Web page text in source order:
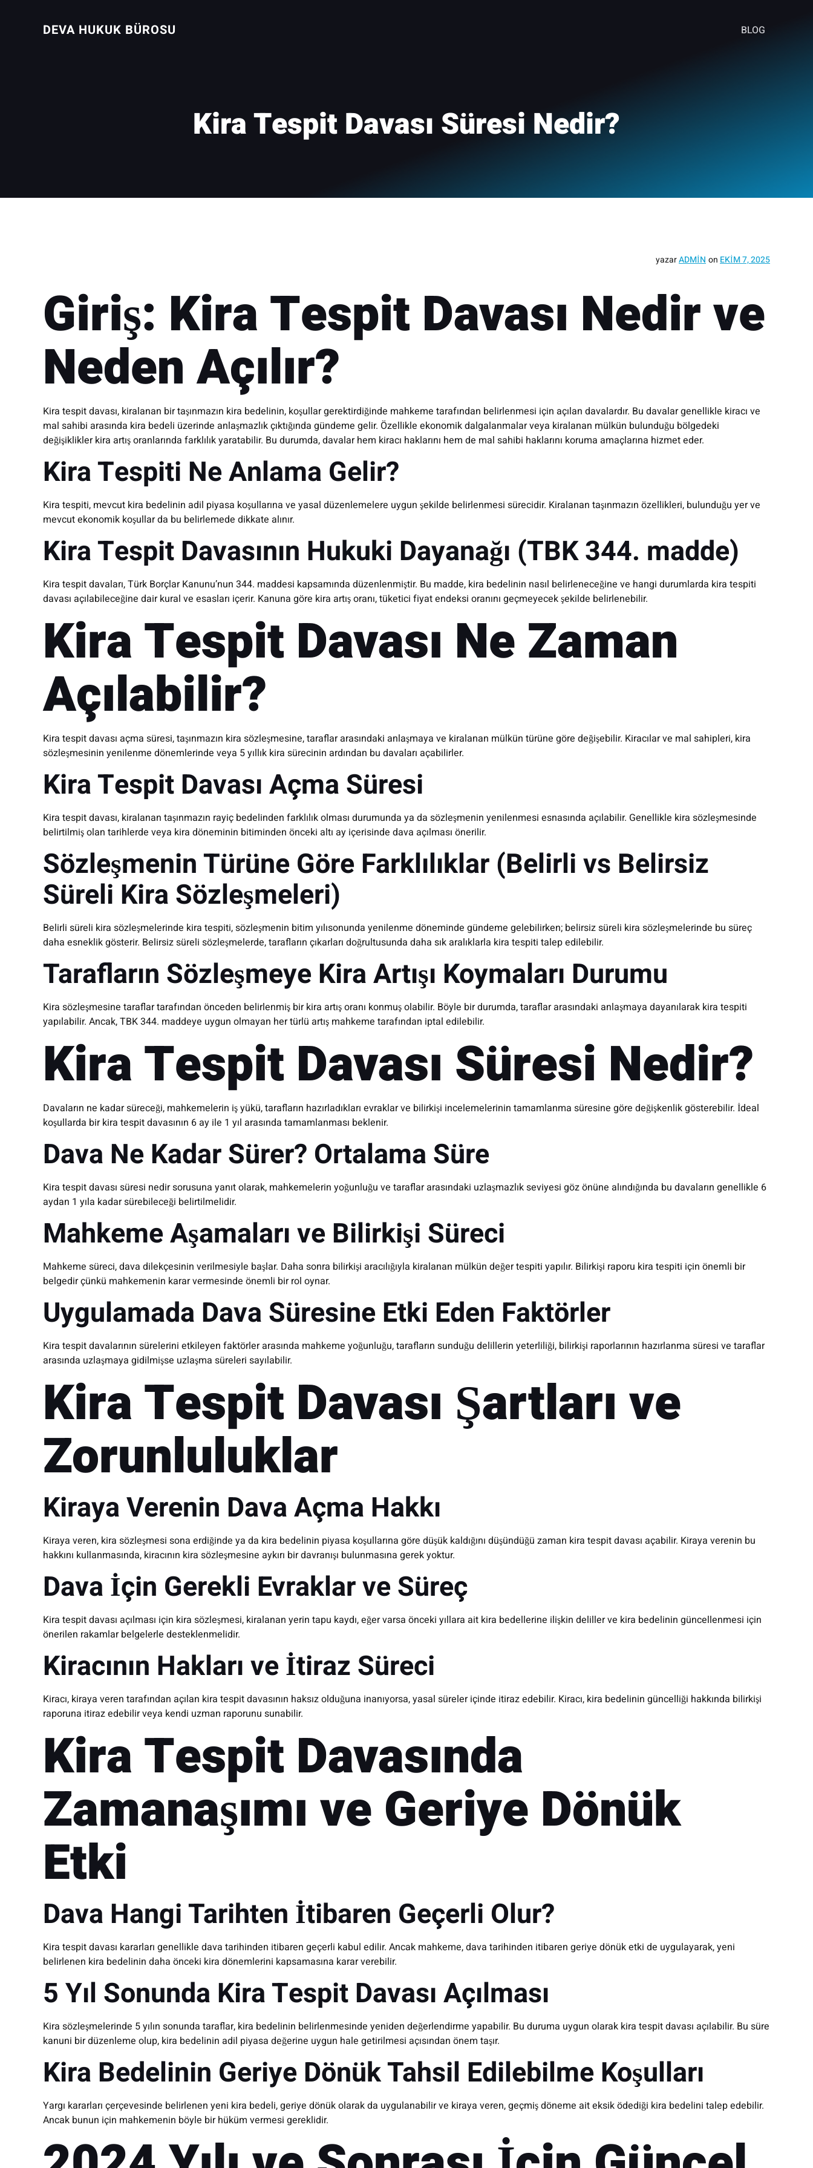
DEVA HUKUK BÜROSU BLOG
Kira Tespit Davası Süresi Nedir?
yazarADMIN on EKIM 7, 2025
Giriş: Kira Tespit Davası Nedir ve
Neden Açılır?
Kira tespit davası, kiralanan bir taşınmazın kira bedelinin, koşullar gerektirdiğinde mahkeme tarafından belirlenmesi için açılan davalardır. Bu davalar genellikle kiracı ve
mal sahibi arasında kira bedeli üzerinde anlaşmazlık çıktığında gündeme gelir. Özellikle ekonomik dalgalanmalar veya kiralanan mülkün bulunduğu bölgedeki
değişiklikler kira artış oranlarında farklılık yaratabilir. Bu durumda, davalar hem kiracı haklarını hem de mal sahibi haklarını koruma amaçlarına hizmet eder.
Kira Tespiti Ne Anlama Gelir?
Kira tespiti, mevcut kira bedelinin adil piyasa koşullarına ve yasal düzenlemelere uygun şekilde belirlenmesi sürecidir. Kiralanan taşınmazın özellikleri, bulunduğu yer ve
mevcut ekonomik koşullar da bu belirlemede dikkate alınır.
Kira Tespit Davasının Hukuki Dayanağı (TBK 344. madde)
Kira tespit davaları, Türk Borçlar Kanunu’nun 344. maddesi kapsamında düzenlenmiştir. Bu madde, kira bedelinin nasıl belirleneceğine ve hangi durumlarda kira tespiti
davası açılabileceğine dair kural ve esasları içerir. Kanuna göre kira artış oranı, tüketici fiyat endeksi oranını geçmeyecek şekilde belirlenebilir.
Kira Tespit Davası Ne Zaman
Açılabilir?
Kira tespit davası açma süresi, taşınmazın kira sözleşmesine, taraflar arasındaki anlaşmaya ve kiralanan mülkün türüne göre değişebilir. Kiracılar ve mal sahipleri, kira
sözleşmesinin yenilenme dönemlerinde veya 5 yıllık kira sürecinin ardından bu davaları açabilirler.
Kira Tespit Davası Açma Süresi
Kira tespit davası, kiralanan taşınmazın rayiç bedelinden farklılık olması durumunda ya da sözleşmenin yenilenmesi esnasında açılabilir. Genellikle kira sözleşmesinde
belirtilmiş olan tarihlerde veya kira döneminin bitiminden önceki altı ay içerisinde dava açılması önerilir.
Sözleşmenin Türüne Göre Farklılıklar (Belirli vs Belirsiz
Süreli Kira Sözleşmeleri)
Belirli süreli kira sözleşmelerinde kira tespiti, sözleşmenin bitim yılısonunda yenilenme döneminde gündeme gelebilirken; belirsiz süreli kira sözleşmelerinde bu süreç
daha esneklik gösterir. Belirsiz süreli sözleşmelerde, tarafların çıkarları doğrultusunda daha sık aralıklarla kira tespiti talep edilebilir.
Tarafların Sözleşmeye Kira Artışı Koymaları Durumu
Kira sözleşmesine taraflar tarafından önceden belirlenmiş bir kira artış oranı konmuş olabilir. Böyle bir durumda, taraflar arasındaki anlaşmaya dayanılarak kira tespiti
yapılabilir. Ancak, TBK 344. maddeye uygun olmayan her türlü artış mahkeme tarafından iptal edilebilir.
Kira Tespit Davası Süresi Nedir?
Davaların ne kadar süreceği, mahkemelerin iş yükü, tarafların hazırladıkları evraklar ve bilirkişi incelemelerinin tamamlanma süresine göre değişkenlik gösterebilir. İdeal
koşullarda bir kira tespit davasının 6 ay ile 1 yıl arasında tamamlanması beklenir.
Dava Ne Kadar Sürer? Ortalama Süre
Kira tespit davası süresi nedir sorusuna yanıt olarak, mahkemelerin yoğunluğu ve taraflar arasındaki uzlaşmazlık seviyesi göz önüne alındığında bu davaların genellikle 6
aydan 1 yıla kadar sürebileceği belirtilmelidir.
Mahkeme Aşamaları ve Bilirkişi Süreci
Mahkeme süreci, dava dilekçesinin verilmesiyle başlar. Daha sonra bilirkişi aracılığıyla kiralanan mülkün değer tespiti yapılır. Bilirkişi raporu kira tespiti için önemli bir
belgedir çünkü mahkemenin karar vermesinde önemli bir rol oynar.
Uygulamada Dava Süresine Etki Eden Faktörler
Kira tespit davalarının sürelerini etkileyen faktörler arasında mahkeme yoğunluğu, tarafların sunduğu delillerin yeterliliği, bilirkişi raporlarının hazırlanma süresi ve taraflar
arasında uzlaşmaya gidilmişse uzlaşma süreleri sayılabilir.
Kira Tespit Davası Şartları ve
Zorunluluklar
Kiraya Verenin Dava Açma Hakkı
Kiraya veren, kira sözleşmesi sona erdiğinde ya da kira bedelinin piyasa koşullarına göre düşük kaldığını düşündüğü zaman kira tespit davası açabilir. Kiraya verenin bu
hakkını kullanmasında, kiracının kira sözleşmesine aykırı bir davranışı bulunmasına gerek yoktur.
Dava İçin Gerekli Evraklar ve Süreç
Kira tespit davası açılması için kira sözleşmesi, kiralanan yerin tapu kaydı, eğer varsa önceki yıllara ait kira bedellerine ilişkin deliller ve kira bedelinin güncellenmesi için
önerilen rakamlar belgelerle desteklenmelidir.
Kiracının Hakları ve İtiraz Süreci
Kiracı, kiraya veren tarafından açılan kira tespit davasının haksız olduğuna inanıyorsa, yasal süreler içinde itiraz edebilir. Kiracı, kira bedelinin güncelliği hakkında bilirkişi
raporuna itiraz edebilir veya kendi uzman raporunu sunabilir.
Kira Tespit Davasında
Zamanaşımı ve Geriye Dönük
Etki
Dava Hangi Tarihten İtibaren Geçerli Olur?
Kira tespit davası kararları genellikle dava tarihinden itibaren geçerli kabul edilir. Ancak mahkeme, dava tarihinden itibaren geriye dönük etki de uygulayarak, yeni
belirlenen kira bedelinin daha önceki kira dönemlerini kapsamasına karar verebilir.
5 Yıl Sonunda Kira Tespit Davası Açılması
Kira sözleşmelerinde 5 yılın sonunda taraflar, kira bedelinin belirlenmesinde yeniden değerlendirme yapabilir. Bu duruma uygun olarak kira tespit davası açılabilir. Bu süre
kanuni bir düzenleme olup, kira bedelinin adil piyasa değerine uygun hale getirilmesi açısından önem taşır.
Kira Bedelinin Geriye Dönük Tahsil Edilebilme Koşulları
Yargı kararları çerçevesinde belirlenen yeni kira bedeli, geriye dönük olarak da uygulanabilir ve kiraya veren, geçmiş döneme ait eksik ödediği kira bedelini talep edebilir.
Ancak bunun için mahkemenin böyle bir hüküm vermesi gereklidir.